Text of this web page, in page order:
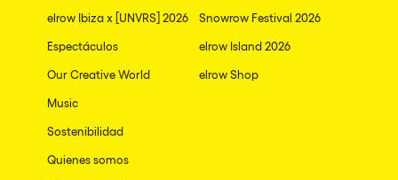
elrow Ibiza x [UNVRS] 2026
Espectáculos
Our Creative World
Music
Sostenibilidad
Quienes somos
Snowrow Festival 2026
elrow Island 2026
elrow Shop